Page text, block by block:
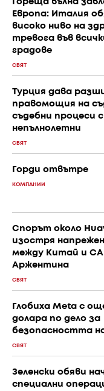
Европа: Италия
високо ниво на
тревога във
градове
СВЯТ
Турция дава
правомощия на
съдебни процеси
непълнолетни
СВЯТ
Горди отвътре
КОМПАНИИ
Спорът около
изостря
между Китай и
Аржентина
СВЯТ
Глобиха Meta с
долара по дело за
безопасността
СВЯТ
Зеленски обяви
специални